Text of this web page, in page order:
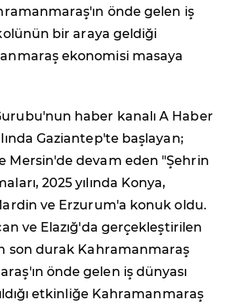
önde gelen iş
bir araya geldiği
ekonomisi masaya
haber kanalı A Haber
Gaziantep'te başlayan;
Mersin'de devam eden "Şehrin
2025 yılında Konya,
ve Erzurum'a konuk oldu.
ve Elazığ'da gerçekleştirilen
son durak Kahramanmaraş
önde gelen iş dünyası
etkinliğe Kahramanmaraş